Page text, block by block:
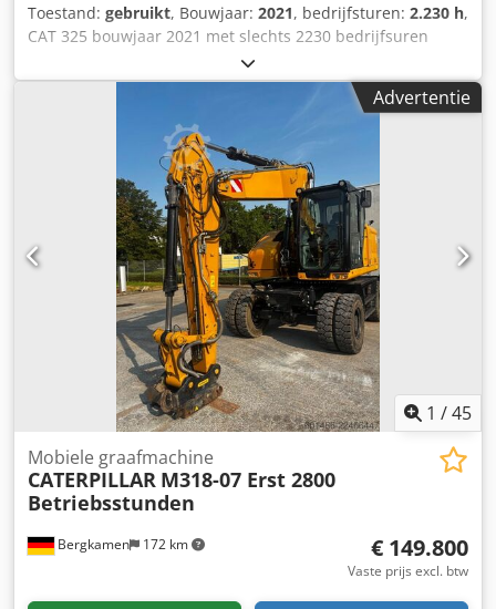
Toestand: gebruikt, Bouwjaar: 2021, bedrijfsturen: 2.230 h,
CAT 325 bouwjaar 2021 met slechts 2230 bedrijfsuren
Topconditie Bedrijfsgewicht ca. 28.500 kg Motor: Cat C4.4
turbodieselmotor, motorvermogen 128,5 kW (172 pk)
Cilinderinhoud 4,4 liter, emissienorm EU Stage V,
brandstoftank ca. 313 liter Hydraulisch systeem ca. 230
liter Max. graafdiepte 6,70 m max. Dkjdpfx Aszg S Aboqrjr
Airconditioning CE-certificering
Advertentie
1 /45
Bergkamen 172 km
Mobiele graafmachine
CATERPILLAR M318-07 Erst 2800
Betriebsstunden
€ 149.800
Vaste prijs excl. btw